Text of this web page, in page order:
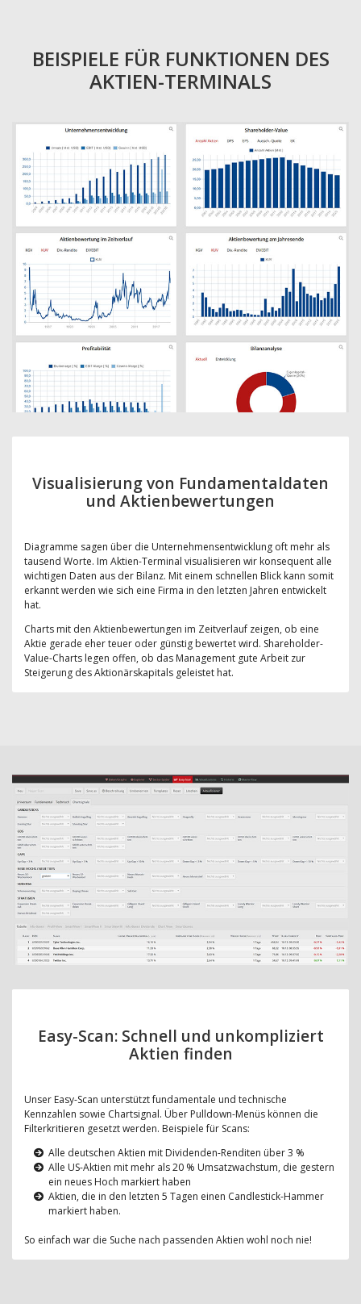
BEISPIELE FÜR FUNKTIONEN DES
AKTIEN-TERMINALS
Visualisierung von Fundamentaldaten
und Aktienbewertungen
Diagramme sagen über die Unternehmensentwicklung oft mehr als
tausend Worte. Im Aktien-Terminal visualisieren wir konsequent alle
wichtigen Daten aus der Bilanz. Mit einem schnellen Blick kann somit
erkannt werden wie sich eine Firma in den letzten Jahren entwickelt
hat.
Charts mit den Aktienbewertungen im Zeitverlauf zeigen, ob eine
Aktie gerade eher teuer oder günstig bewertet wird. Shareholder-
Value-Charts legen offen, ob das Management gute Arbeit zur
Steigerung des Aktionärskapitals geleistet hat.
Easy-Scan: Schnell und unkompliziert
Aktien finden
Unser Easy-Scan unterstützt fundamentale und technische
Kennzahlen sowie Chartsignal. Über Pulldown-Menüs können die
Filterkritieren gesetzt werden. Beispiele für Scans:
Alle deutschen Aktien mit Dividenden-Renditen über 3 %
Alle US-Aktien mit mehr als 20 % Umsatzwachstum, die gestern
ein neues Hoch markiert haben
Aktien, die in den letzten 5 Tagen einen Candlestick-Hammer
markiert haben.
So einfach war die Suche nach passenden Aktien wohl noch nie!